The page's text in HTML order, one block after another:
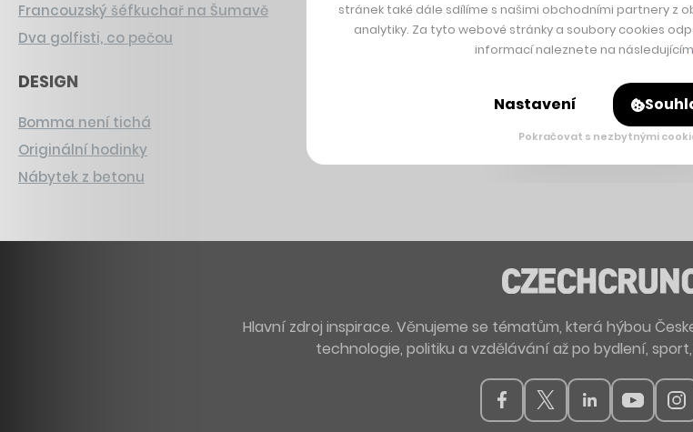
Francouzský šéfkuchař na Šumavě
Dva golfisti, co pečou
DESIGN
Bomma není tichá
Originální hodinky
Nábytek z betonu
Hlavní zdroj inspirace. Věnujeme se tématům, která hýbou
technologie, politiku a vzdělávání až po bydlení,
stránek také dále sdílíme s našimi obchodními partnery z
analytiky. Za tyto webové stránky a soubory cookies
informací naleznete na následujícím
Nastavení
Pokračovat s nezbytnými